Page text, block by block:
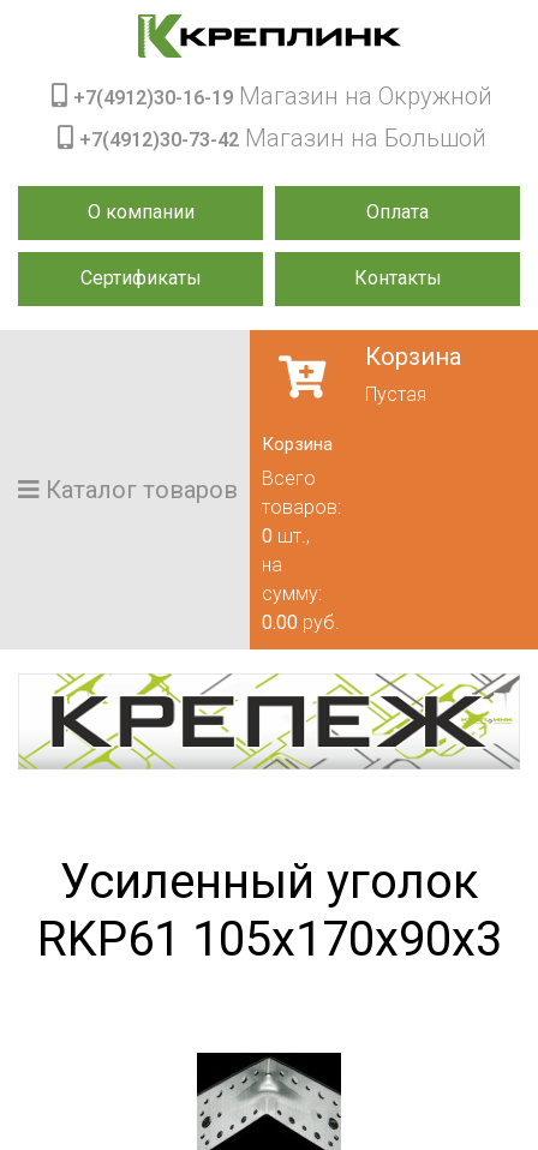
О компании Оплата
Сертификаты Контакты
+7(4912)30-16-19 Магазин на Окружной
+7(4912)30-73-42 Магазин на Большой
Каталог товаров
Корзина
Пустая
Корзина
Всего
товаров:
0 шт.,
на
сумму:
0.00 руб.
Усиленный уголок
RKP61 105х170х90х3